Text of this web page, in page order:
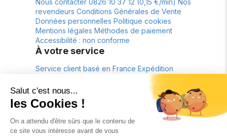
revendeurs Conditions Générales de Vente
Données personnelles Politique cookies
Mentions légales Méthodes de paiement
Accessibilité : non conforme
À votre service
Service client basé en France Expédition
Livraison offerte* Retour
gratuit pendant 30 jours*
À propos
La marque Lookbook